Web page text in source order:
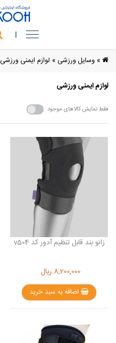
|
» وسایل ورزشی » لوازم ایمنی ورزشی
لوازم ایمنی ورزشی
فقط نمایش کالاهای موجود
زانو بند قابل تنظیم آدور کد v504
8,200,000 ریال
اضافه به سبد خرید